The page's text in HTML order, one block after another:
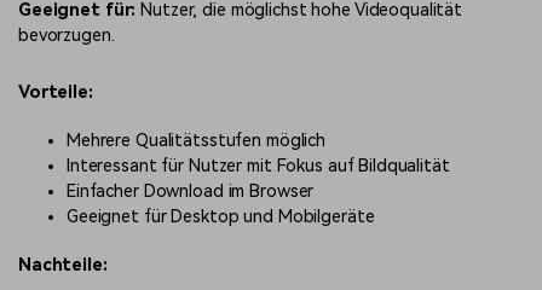
Geeignet für: Nutzer, die möglichst hohe Videoqualität
bevorzugen.
Vorteile:
Mehrere Qualitätsstufen möglich
Interessant für Nutzer mit Fokus auf Bildqualität
Einfacher Download im Browser
Geeignet für Desktop und Mobilgeräte
Nachteile: